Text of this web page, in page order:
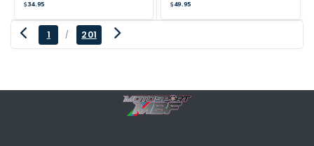
34.95 49.95
1 / 201